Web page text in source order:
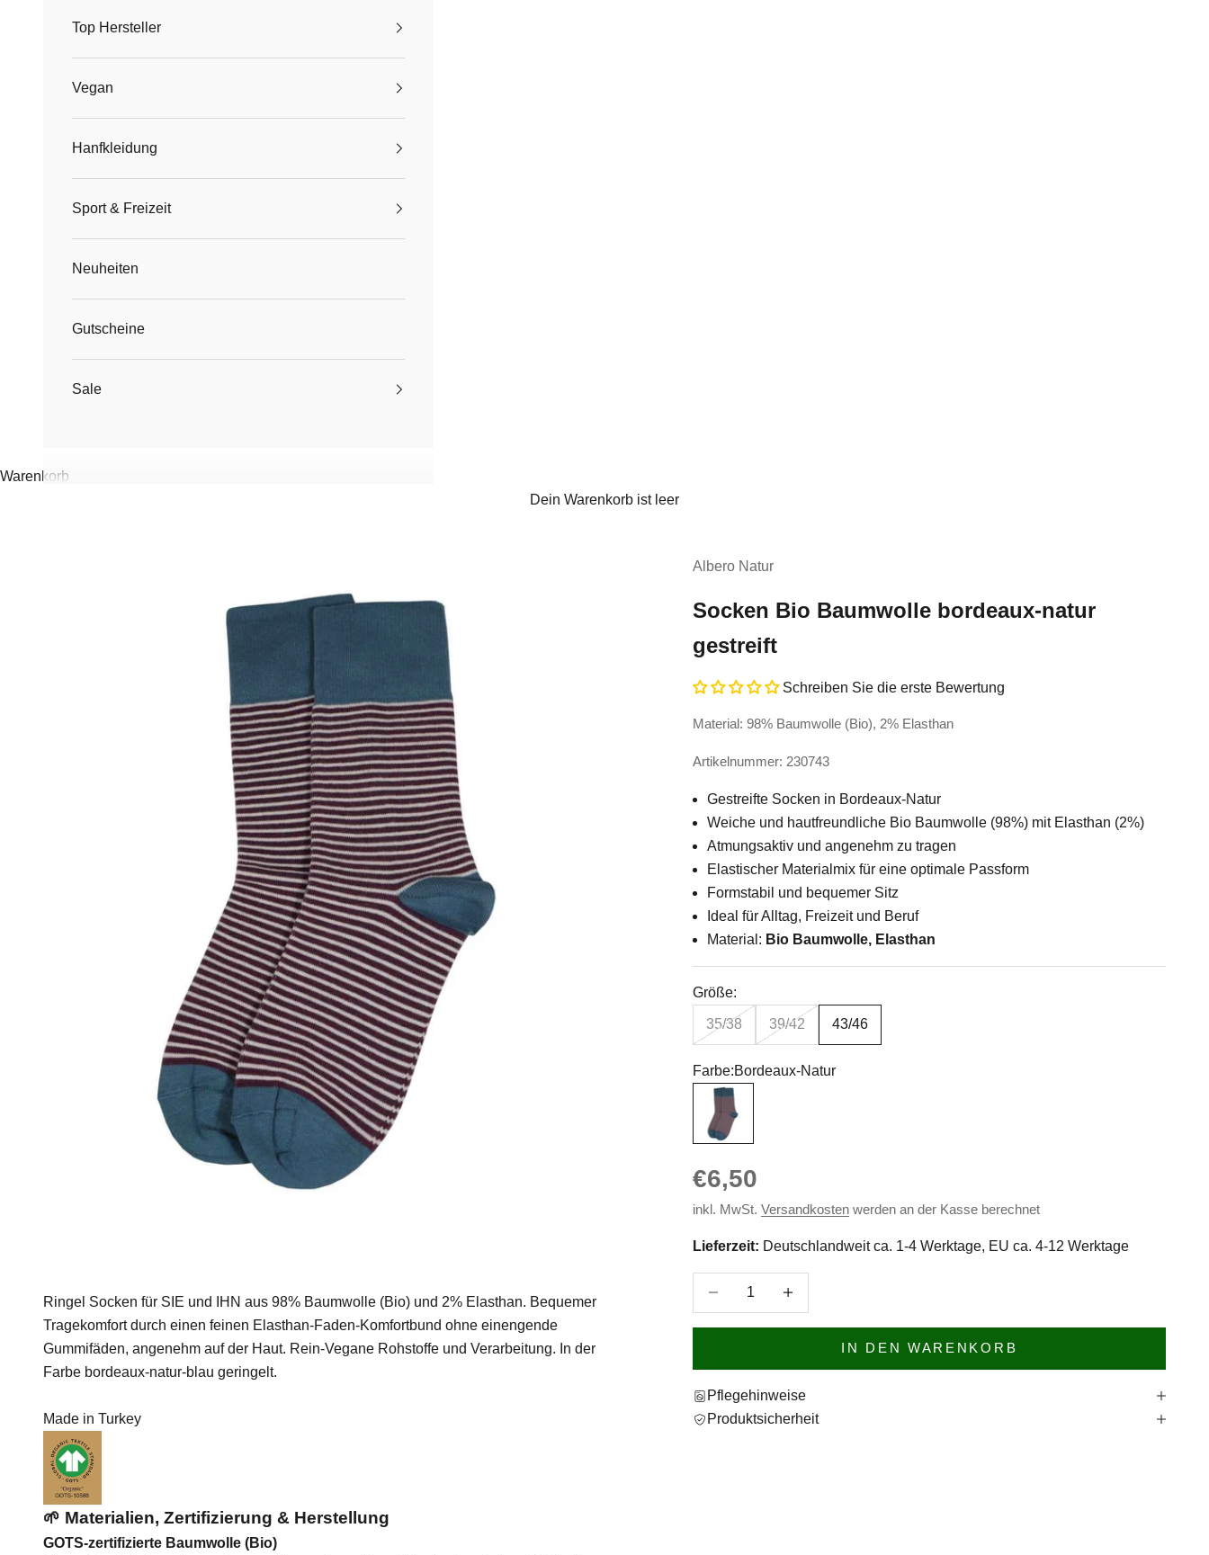
Top Hersteller
Vegan
Hanfkleidung
Sport & Freizeit
Neuheiten
Gutscheine
Sale
Warenkorb
Dein Warenkorb ist leer
Albero Natur
Socken Bio Baumwolle bordeaux-natur
gestreift
Schreiben Sie die erste Bewertung
Material: 98% Baumwolle (Bio), 2% Elasthan
Artikelnummer: 230743
Gestreifte Socken in Bordeaux-Natur
Weiche und hautfreundliche Bio Baumwolle (98%) mit Elasthan (2%)
Atmungsaktiv und angenehm zu tragen
Elastischer Materialmix für eine optimale Passform
Formstabil und bequemer Sitz
Ideal für Alltag, Freizeit und Beruf
Material: Bio Baumwolle, Elasthan
Größe:
35/38 39/42 43/46
Farbe:Bordeaux-Natur
Bordeaux-Natur
Angebot
€6,50
inkl. MwSt.Versandkosten werden an der Kasse berechnet
Lieferzeit: Deutschlandweit ca. 1-4 Werktage, EU ca. 4-12 Werktage
Anzahl verringern
IN DEN WARENKORB
Pflegehinweise
Produktsicherheit
Ringel Socken für SIE und IHN aus 98% Baumwolle (Bio) und 2% Elasthan. Bequemer
Tragekomfort durch einen feinen Elasthan-Faden-Komfortbund ohne einengende
Gummifäden, angenehm auf der Haut. Rein-Vegane Rohstoffe und Verarbeitung. In der
Farbe bordeaux-natur-blau geringelt.
Made in Turkey
🌱 Materialien, Zertifizierung & Herstellung
GOTS-zertifizierte Baumwolle (Bio)